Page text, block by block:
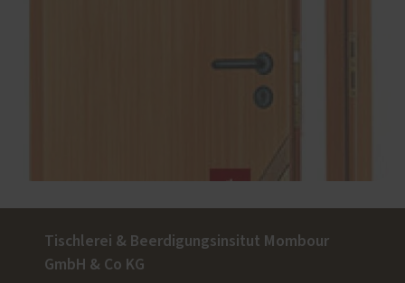
Tischlerei & Beerdigungsinsitut Mombour
GmbH & Co KG